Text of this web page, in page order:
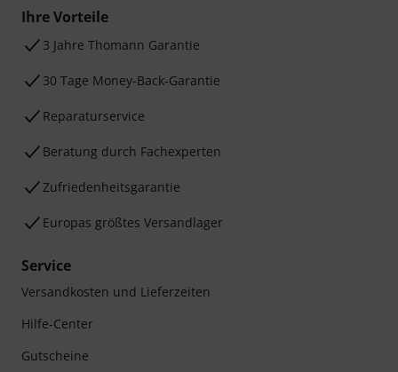
Ihre Vorteile
3 Jahre Thomann Garantie
30 Tage Money-Back-Garantie
Reparaturservice
Beratung durch Fachexperten
Zufriedenheitsgarantie
Europas größtes Versandlager
Service
Versandkosten und Lieferzeiten
Hilfe-Center
Gutscheine